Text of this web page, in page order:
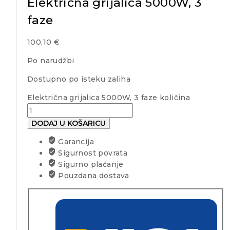
faze
100,10 €
Po narudžbi
Dostupno po isteku zaliha
Električna grijalica 5000W, 3 faze količina
DODAJ U KOŠARICU
Garancija
Sigurnost povrata
Sigurno plaćanje
Pouzdana dostava